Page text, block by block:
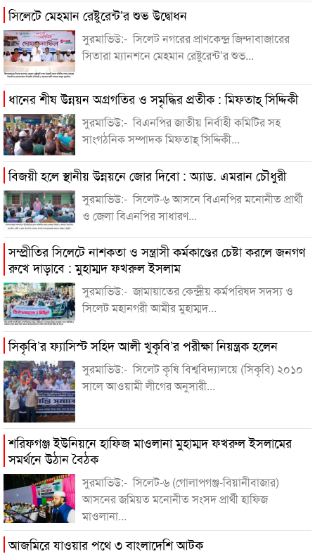
সিলেটে মেহমান রেষ্টুরেন্ট’র শুভ উদ্বোধন
সুরমাভিউ:- সিলেট নগরের প্রাণকেন্দ্র জিন্দাবাজারের
সিতারা ম্যানশনে মেহমান রেষ্টুরেন্ট’র শুভ...
ধানের শীষ উন্নয়ন অগ্রগতির ও সমৃদ্ধির প্রতীক : মিফতাহ্ সিদ্দিকী
সুরমাভিউ:- বিএনপির জাতীয় নির্বাহী কমিটির সহ
সাংগঠনিক সম্পাদক মিফতাহ্ সিদ্দিকী...
বিজয়ী হলে স্থানীয় উন্নয়নে জোর দিবো : অ্যাড. এমরান চৌধুরী
সুরমাভিউ:- সিলেট-৬ আসনে বিএনপির মনোনীত প্রার্থী
ও জেলা বিএনপির সাধারণ...
সম্প্রীতির সিলেটে নাশকতা ও সন্ত্রাসী কর্মকাণ্ডের চেষ্টা করলে জনগণ
রুখে দাড়াবে : মুহাম্মদ ফখরুল ইসলাম
সুরমাভিউ:- জামায়াতের কেন্দ্রীয় কর্মপরিষদ সদস্য ও
সিলেট মহানগরী আমীর মুহাম্মদ...
সিকৃবি’র ফ্যাসিস্ট সহিদ আলী খুকৃবি’র পরীক্ষা নিয়ন্ত্রক হলেন
সুরমাভিউ:- সিলেট কৃষি বিশ্ববিদ্যালয়ে (সিকৃবি) ২০১০
সালে আওয়ামী লীগের অনুসারী...
শরিফগঞ্জ ইউনিয়নে হাফিজ মাওলানা মুহাম্মদ ফখরুল ইসলামের
সমর্থনে উঠান বৈঠক
সুরমাভিউ:- সিলেট-৬ (গোলাপগঞ্জ-বিয়ানীবাজার)
আসনের জমিয়ত মনোনীত সংসদ প্রার্থী হাফিজ
মাওলানা...
আজমিরে যাওয়ার পথে ৩ বাংলাদেশি আটক